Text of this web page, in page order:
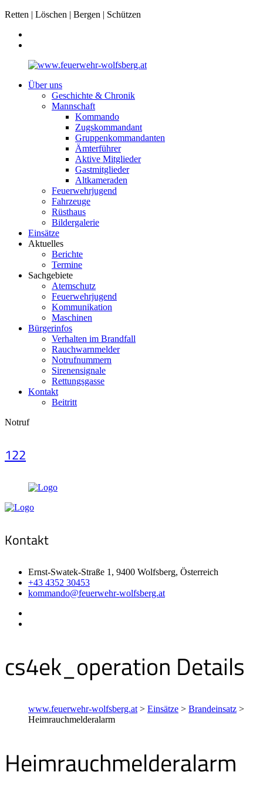
Retten | Löschen | Bergen | Schützen
Über uns
Geschichte & Chronik
Mannschaft
Kommando
Zugskommandant
Gruppenkommandanten
Ämterführer
Aktive Mitglieder
Gastmitglieder
Altkameraden
Feuerwehrjugend
Fahrzeuge
Rüsthaus
Bildergalerie
Einsätze
Aktuelles
Berichte
Termine
Sachgebiete
Atemschutz
Feuerwehrjugend
Kommunikation
Maschinen
Bürgerinfos
Verhalten im Brandfall
Rauchwarnmelder
Notrufnummern
Sirenensignale
Rettungsgasse
Kontakt
Beitritt
Notruf
122
Kontakt
Ernst-Swatek-Straße 1, 9400 Wolfsberg, Österreich
+43 4352 30453
kommando@feuerwehr-wolfsberg.at
cs4ek_operation Details
www.feuerwehr-wolfsberg.at > Einsätze > Brandeinsatz >
Heimrauchmelderalarm
Heimrauchmelderalarm